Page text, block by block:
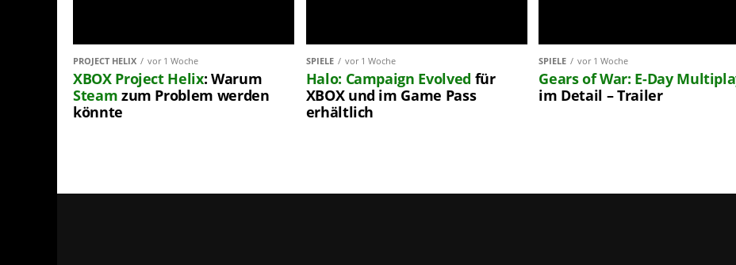
PROJECT HELIX vor 1 Woche
XBOX Project Helix: Warum
Steam zum Problem werden
könnte
SPIELE vor 1 Woche
Halo: Campaign Evolved für
XBOX und im Game Pass
erhältlich
SPIELE vor 1 Woche
Gears of War: E-Day
im Detail – Trailer